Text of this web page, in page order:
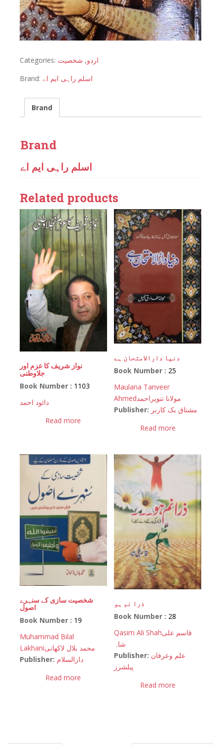
Categories: اردو, شخصیت
Brand: اسلم راہی ایم اے
Brand
Brand
اسلم راہی ایم اے
Related products
نواز شریف کا عزم اور
جلاوطنی
Book Number : 1103
دائود احمد
Read more
دنیا دارالامتحان ہے
Book Number : 25
Maulana Tanveer
Ahmedمولانا تنویراحمد
Publisher: مشتاق بک کارنر
Read more
شخصیت سازی کے سنہرے
اصول
Book Number : 19
Muhammad Bilal
Lakhaniمحمد بلال لاکھانی
Publisher: دارالسلام
Read more
ذرا نم ہو
Book Number : 28
Qasim Ali Shahقاسم علی
شاہ
Publisher: علم وعرفان
پبلشرز
Read more